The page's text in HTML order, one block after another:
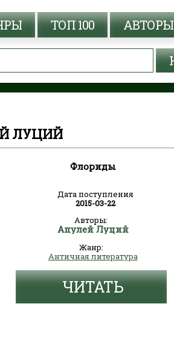
ТОП 100 АВТОРЫ
ЛУЦИЙ
Флориды
Дата поступления
2015-03-22
Авторы:
Апулей Луций
Жанр:
Античная литература
ЧИТАТЬ